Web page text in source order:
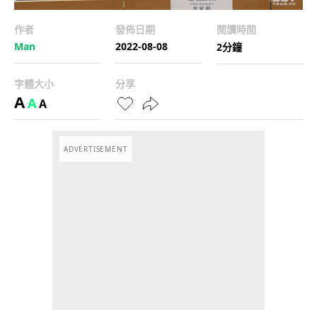
作者
Man
發佈日期
2022-08-08
閱讀時間
2分鐘
字體大小
AAA
分享
ADVERTISEMENT